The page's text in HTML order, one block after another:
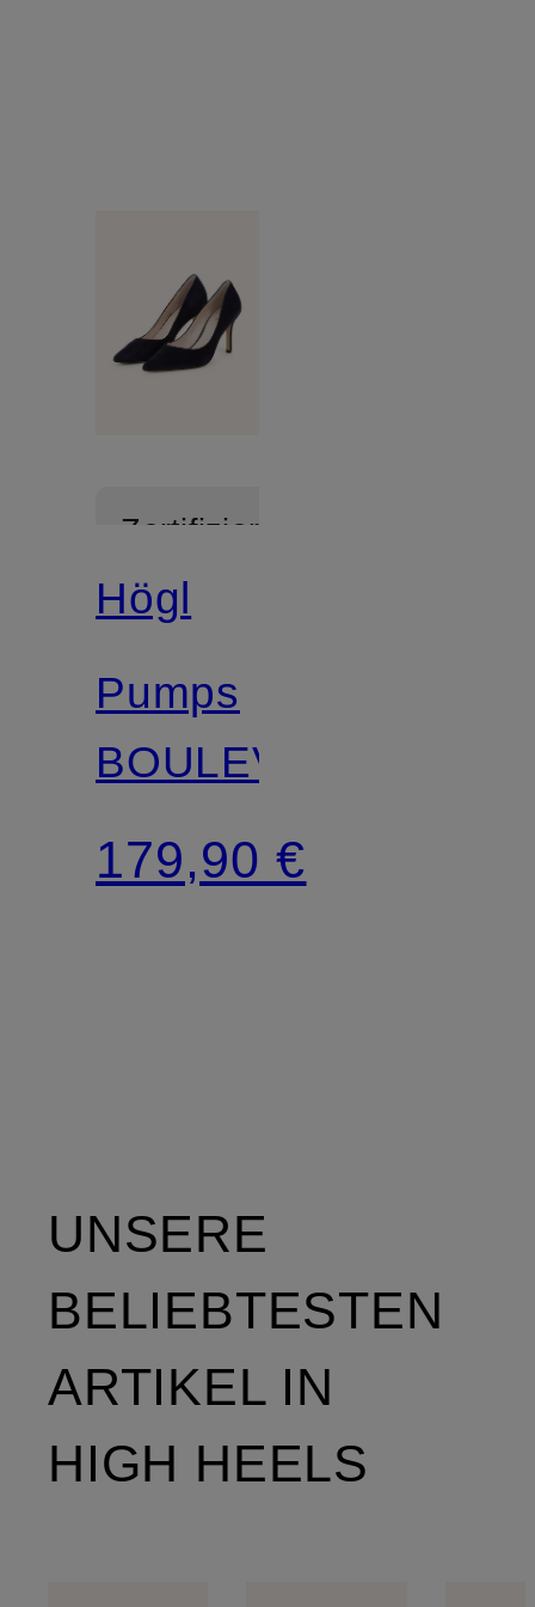
Zertifiziert
Högl
Pumps
BOULEVARD
179,90 €
UNSERE
BELIEBTESTEN
ARTIKEL IN
HIGH HEELS